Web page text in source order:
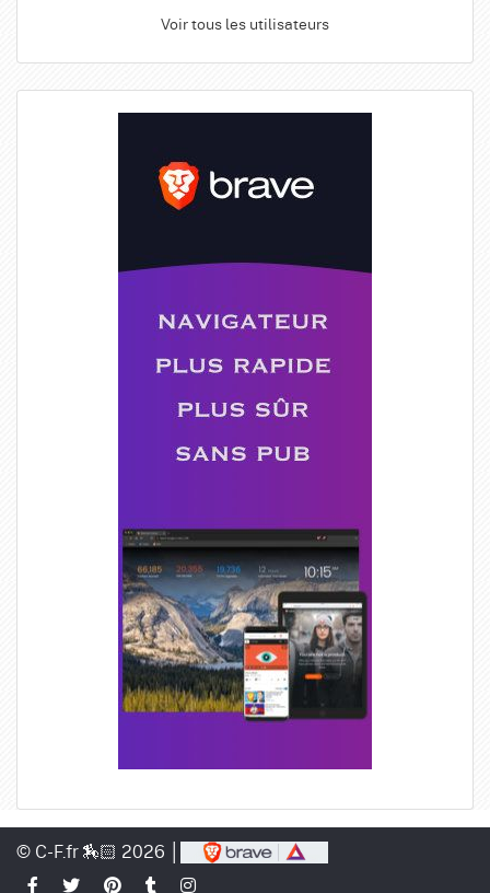
Voir tous les utilisateurs
© C-F.fr 🏇🏻 2026 │